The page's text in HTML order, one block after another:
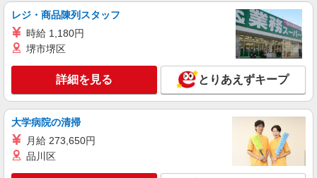
レジ・商品陳列スタッフ
時給 1,180円
堺市堺区
詳細を見る とりあえずキープ
大学病院の清掃
月給 273,650円
品川区